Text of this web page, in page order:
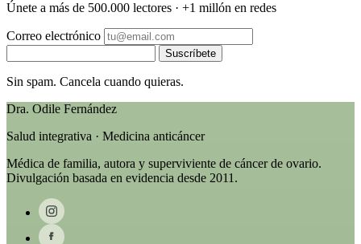
Únete a más de 500.000 lectores · +1 millón en redes
Correo electrónico
Suscríbete
Sin spam. Cancela cuando quieras.
Dra. Odile Fernández
Salud integrativa · Medicina anticáncer
Médica de familia, autora y superviviente de cáncer de ovario.
Divulgación basada en evidencia desde 2011.